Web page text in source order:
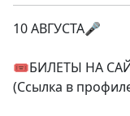
10 АВГУСТА🎤
🎟️БИЛЕТЫ НА
(Ссылка в